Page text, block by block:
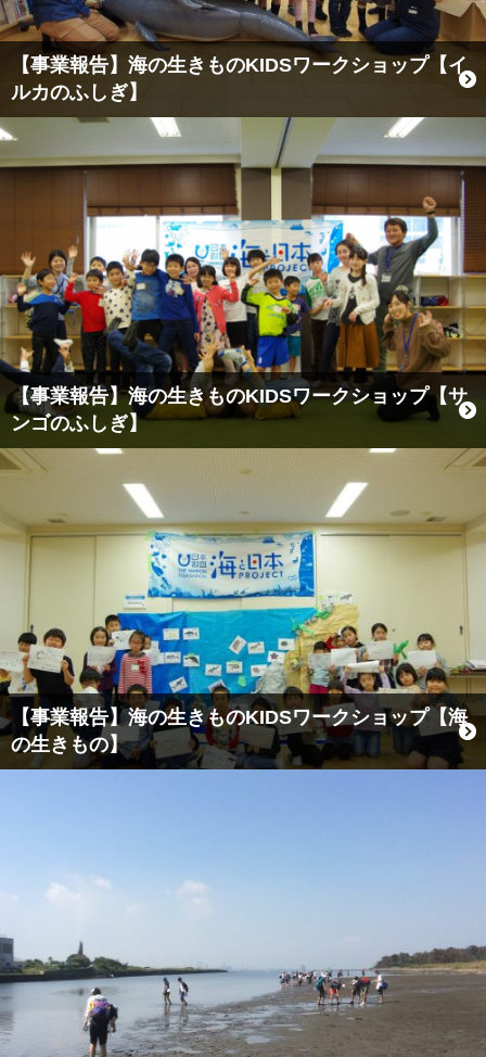
【事業報告】海の生きものKIDSワークショップ【イ
ルカのふしぎ】
【事業報告】海の生きものKIDSワークショップ【サ
ンゴのふしぎ】
【事業報告】海の生きものKIDSワークショップ【海
の生きもの】